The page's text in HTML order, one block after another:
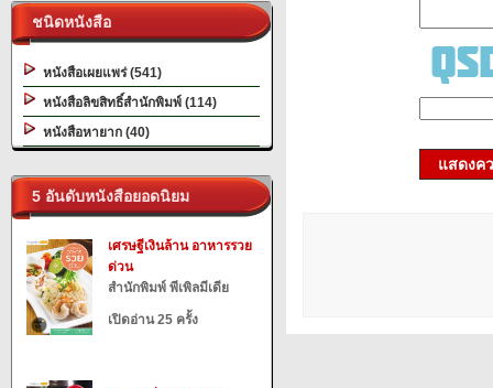
ชนิดหนังสือ
หนังสือเผยแพร่ (541)
หนังสือลิขสิทธิ์สำนักพิมพ์ (114)
หนังสือหายาก (40)
5 อันดับหนังสือยอดนิยม
เศรษฐีเงินล้าน อาหารรวย
ด่วน
สำนักพิมพ์ พีเพิลมีเดีย
เปิดอ่าน 25 ครั้ง
แสดงค